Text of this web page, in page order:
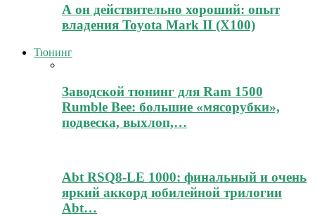
А он действительно хороший: опыт
владения Toyota Mark II (Х100)
Тюнинг
Заводской тюнинг для Ram 1500
Rumble Bee: большие «мясорубки»,
подвеска, выхлоп,…
Abt RSQ8-LE 1000: финальный и очень
яркий аккорд юбилейной трилогии
Abt…